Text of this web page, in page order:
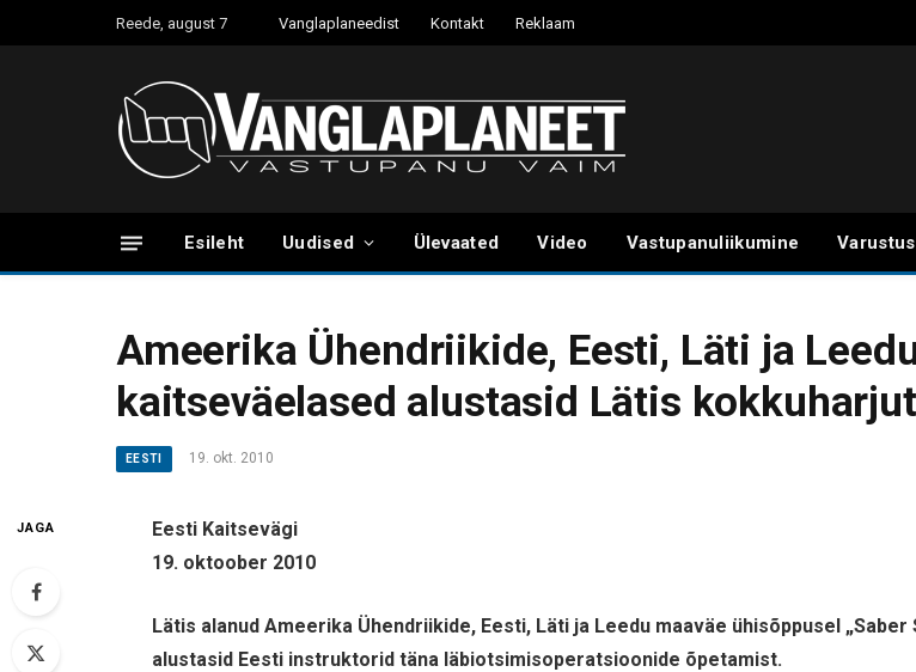
Reede, august 7 Vanglaplaneedist Kontakt Reklaam
Esileht Uudised Ülevaated Video Vastupanuliikumine Varustus
Ameerika Ühendriikide, Eesti, Läti ja
kaitseväelased alustasid Lätis
EESTI 19. okt. 2010
JAGA
Eesti Kaitsevägi
19. oktoober 2010
Lätis alanud Ameerika Ühendriikide, Eesti, Läti ja Leedu maaväe ühisõppusel „Saber
alustasid Eesti instruktorid täna läbiotsimisoperatsioonide õpetamist.